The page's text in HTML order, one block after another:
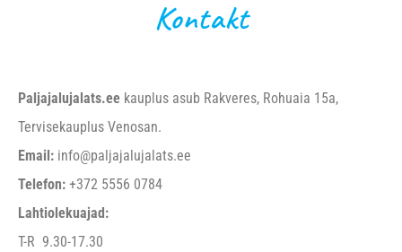
Kontakt
Paljajalujalats.ee kauplus asub Rakveres, Rohuaia 15a,
Tervisekauplus Venosan.
Email: info@paljajalujalats.ee
Telefon: +372 5556 0784
Lahtiolekuajad:
T-R 9.30-17.30